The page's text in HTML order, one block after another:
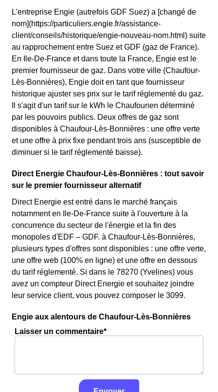
L'entreprise Engie (autrefois GDF Suez) a [changé de
nom](https://particuliers.engie.fr/assistance-
client/conseils/historique/engie-nouveau-nom.html) suite
au rapprochement entre Suez et GDF (gaz de France).
En Ile-De-France et dans toute la France, Engie est le
premier fournisseur de gaz. Dans votre ville (Chaufour-
Lès-Bonnières), Engie doit en tant que fournisseur
historique ajuster ses prix sur le tarif réglementé du gaz.
Il s'agit d'un tarif sur le kWh le Chaufourien déterminé
par les pouvoirs publics. Deux offres de gaz sont
disponibles à Chaufour-Lès-Bonnières : une offre verte
et une offre à prix fixe pendant trois ans (susceptible de
diminuer si le tarif réglementé baisse).
Direct Energie Chaufour-Lès-Bonnières : tout savoir
sur le premier fournisseur alternatif
Direct Energie est entré dans le marché français
notamment en Ile-De-France suite à l'ouverture à la
concurrence du secteur de l'énergie et la fin des
monopoles d'EDF – GDF. à Chaufour-Lès-Bonnières,
plusieurs types d'offres sont disponibles : une offre verte,
une offre web (100% en ligne) et une offre en dessous
du tarif réglementé. Si dans le 78270 (Yvelines) vous
avez un compteur Direct Energie et souhaitez joindre
leur service client, vous pouvez composer le 3099.
Engie aux alentours de Chaufour-Lès-Bonnières
Laisser un commentaire*